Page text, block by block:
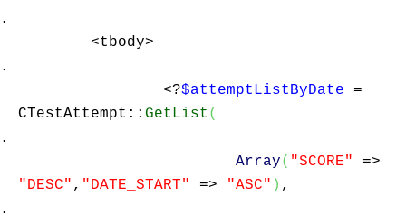
<tbody>
<?$attemptListByDate =
CTestAttempt:: GetList (
Array( "SCORE"
=>
"DESC" , "DATE_START" => "ASC" ) ,